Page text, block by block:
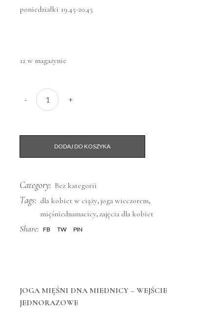
poniedziałki 19.45-20.45
12 w magazynie
Joga MIĘŚNI DNA MIEDNICY - WEJŚCIE
-
+
DODAJ DO KOSZYKA
Category: Bez kategorii
Tags: dla kobiet w ciąży, joga wieczorem,
mięśniednamacicy, zajęcia dla kobiet
Share: FB TW PIN
JOGA MIĘŚNI DNA MIEDNICY – WEJŚCIE
JEDNORAZOWE